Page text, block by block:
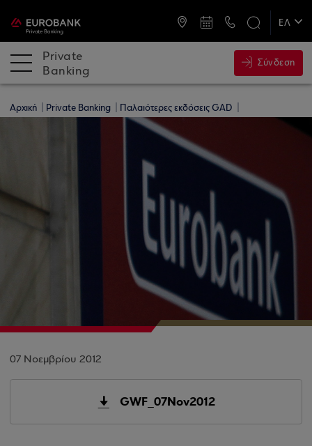
ΕΛ
Private
Banking
Σύνδεση
Αρχική Private Banking Παλαιότερες εκδόσεις GAD
07 Νοεμβρίου 2012
GWF_07Nov2012